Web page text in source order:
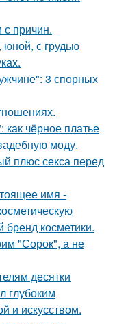
причин.
с грудью
3 спорных
чёрное платье
моду.
плюс секса перед
имя -
косметики.
"Сорок", а не
десятки
глубоким
и искусством.